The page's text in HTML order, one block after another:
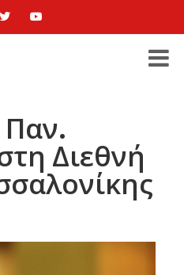
Παν.
Διεθνή